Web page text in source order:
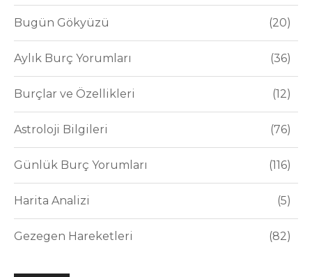
Bugün Gökyüzü 20
Aylık Burç Yorumları 36
Burçlar ve Özellikleri 12
Astroloji Bilgileri 76
Günlük Burç Yorumları 116
Harita Analizi 5
Gezegen Hareketleri 82